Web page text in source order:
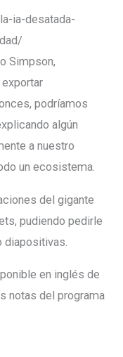
ia-desatada-
Simpson,
podríamos
algún
a nuestro
un ecosistema.
del gigante
pudiendo pedirle
diapositivas.
en inglés de
notas del programa